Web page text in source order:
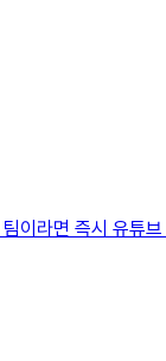
라면 즉시 유튜